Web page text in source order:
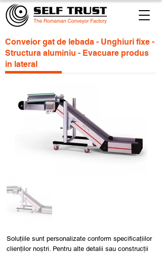
Conveior gat de lebada - Unghiuri fixe -
Structura aluminiu - Evacuare produs
in lateral
Soluțiile sunt personalizate conform specificațiilor
clienților noștri. Pentru alte detalii sau construcții